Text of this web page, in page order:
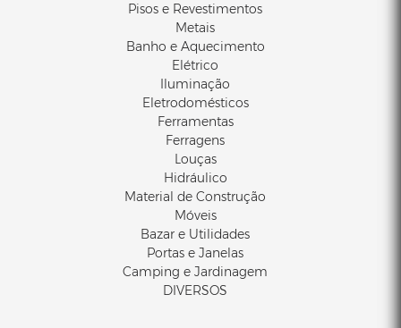
Pisos e Revestimentos
Metais
Banho e Aquecimento
Elétrico
Iluminação
Eletrodomésticos
Ferramentas
Ferragens
Louças
Hidráulico
Material de Construção
Móveis
Bazar e Utilidades
Portas e Janelas
Camping e Jardinagem
DIVERSOS